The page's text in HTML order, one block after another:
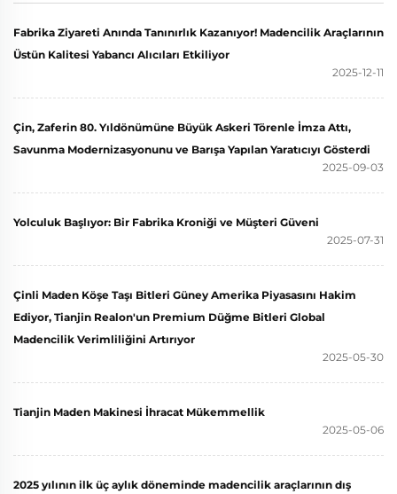
Fabrika Ziyareti Anında Tanınırlık Kazanıyor! Madencilik Araçlarının
Üstün Kalitesi Yabancı Alıcıları Etkiliyor
2025-12-11
Çin, Zaferin 80. Yıldönümüne Büyük Askeri Törenle İmza Attı,
Savunma Modernizasyonunu ve Barışa Yapılan Yaratıcıyı Gösterdi
2025-09-03
Yolculuk Başlıyor: Bir Fabrika Kroniği ve Müşteri Güveni
2025-07-31
Çinli Maden Köşe Taşı Bitleri Güney Amerika Piyasasını Hakim
Ediyor, Tianjin Realon'un Premium Düğme Bitleri Global
Madencilik Verimliliğini Artırıyor
2025-05-30
Tianjin Maden Makinesi İhracat Mükemmellik
2025-05-06
2025 yılının ilk üç aylık döneminde madencilik araçlarının dış